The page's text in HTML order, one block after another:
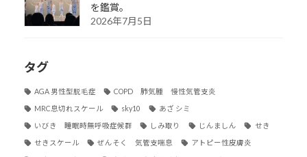
を鑑賞。
2026年7月5日
タグ
AGA 男性型脱毛症 COPD 肺気腫 慢性気管支炎
MRC息切れスケール sky10 あざ シミ
いびき 睡眠時無呼吸症候群 しみ取り じんましん せき
せきスケール ぜんそく 気管支喘息 アトピー性皮膚炎